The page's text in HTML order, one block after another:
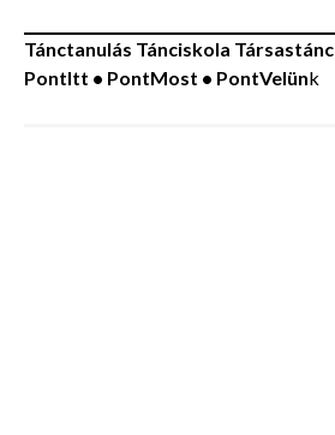
Tánctanulás Tánciskola Társastánc
PontItt • PontMost • PontVelünk